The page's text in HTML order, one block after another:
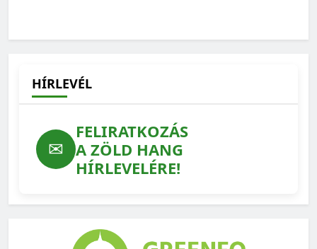
HÍRLEVÉL
✉
FELIRATKOZÁS
A ZÖLD HANG
HÍRLEVELÉRE!